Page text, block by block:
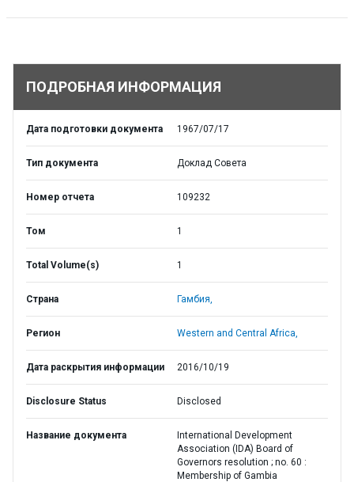
ПОДРОБНАЯ ИНФОРМАЦИЯ
Дата подготовки документа 1967/07/17
Тип документа Доклад Совета
Номер отчета 109232
Том 1
Total Volume(s) 1
Страна Гамбия,
Регион Western and Central Africa,
Дата раскрытия информации 2016/10/19
Disclosure Status Disclosed
Название документа
International Development
Association (IDA) Board of
Governors resolution ; no. 60 :
Membership of Gambia